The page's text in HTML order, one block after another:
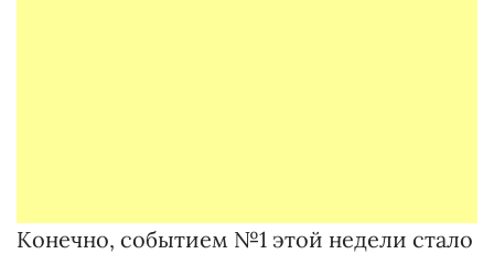
Конечно, событием №1 этой недели стало